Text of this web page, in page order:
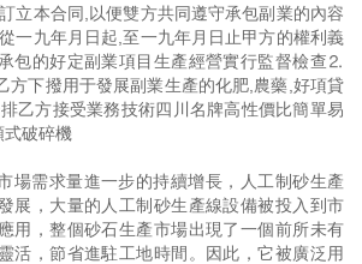
立本合同,以便雙方共同遵守承包副業的內容
一九年月日起,至一九年月日止甲方的權利義
包的好定副業項目生產經營實行監督檢查⒉
方下撥用于發展副業生產的化肥,農藥,好項貸
乙方接受業務技術四川名牌高性價比簡單易
式破碎機
場需求量進一步的持續增長，人工制砂生產
展，大量的人工制砂生產線設備被投入到市
用，整個砂石生產市場出現了一個前所未有
活，節省進駐工地時間。因此，它被廣泛用